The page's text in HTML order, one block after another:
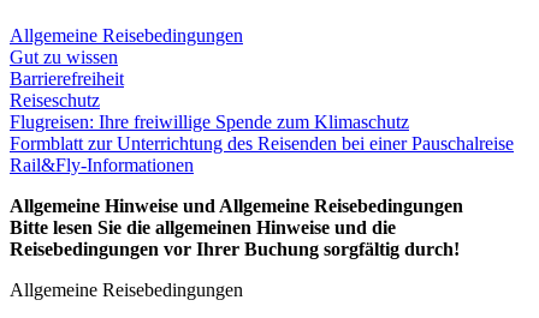
Allgemeine Reisebedingungen
Gut zu wissen
Barrierefreiheit
Reiseschutz
Flugreisen: Ihre freiwillige Spende zum Klimaschutz
Formblatt zur Unterrichtung des Reisenden bei einer Pauschalreise
Rail&Fly-Informationen
Allgemeine Hinweise und Allgemeine Reisebedingungen
Bitte lesen Sie die allgemeinen Hinweise und die
Reisebedingungen vor Ihrer Buchung sorgfältig durch!
Allgemeine Reisebedingungen